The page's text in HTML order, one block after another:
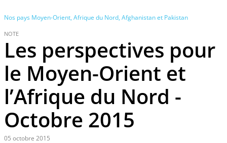
Nos pays Moyen-Orient, Afrique du Nord, Afghanistan et Pakistan
NOTE
Les perspectives pour
le Moyen-Orient et
l’Afrique du Nord -
Octobre 2015
05 octobre 2015